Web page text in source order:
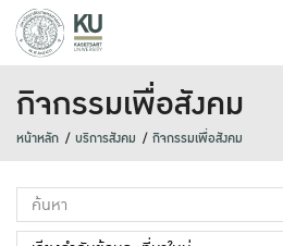
กิจกรรมเพื่อสังคม
หน้าหลัก บริการสังคม กิจกรรมเพื่อสังคม